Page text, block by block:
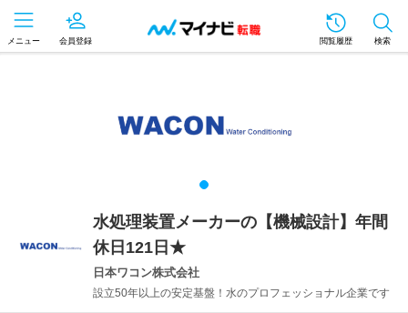
メニュー 会員登録 閲覧履歴 検索
水処理装置メーカーの【機械設計】年間
休日121日★
日本ワコン株式会社
設立50年以上の安定基盤！水のプロフェッショナル企業です